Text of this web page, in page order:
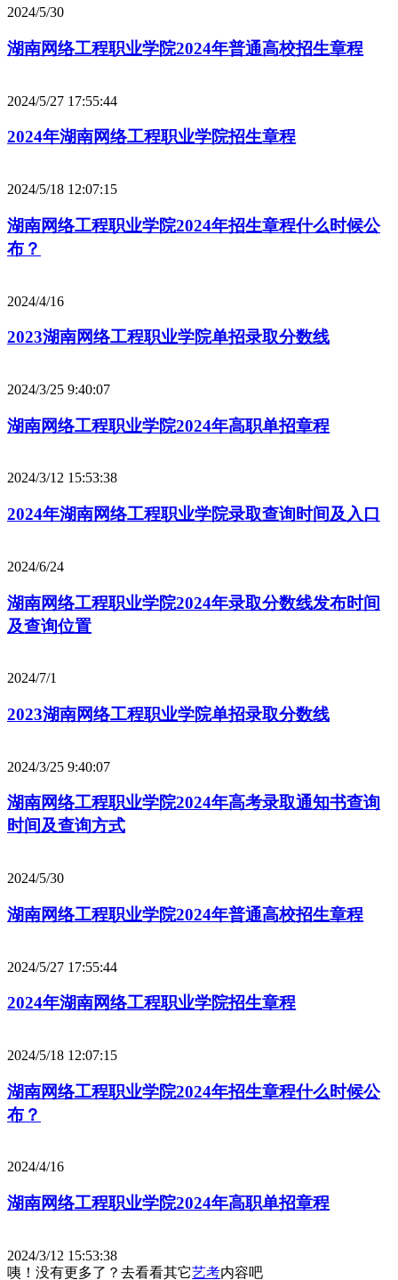
2024/5/30
湖南网络工程职业学院2024年普通高校招生章程
2024/5/27 17:55:44
2024年湖南网络工程职业学院招生章程
2024/5/18 12:07:15
湖南网络工程职业学院2024年招生章程什么时候公
布？
2024/4/16
2023湖南网络工程职业学院单招录取分数线
2024/3/25 9:40:07
湖南网络工程职业学院2024年高职单招章程
2024/3/12 15:53:38
2024年湖南网络工程职业学院录取查询时间及入口
2024/6/24
湖南网络工程职业学院2024年录取分数线发布时间
及查询位置
2024/7/1
2023湖南网络工程职业学院单招录取分数线
2024/3/25 9:40:07
湖南网络工程职业学院2024年高考录取通知书查询
时间及查询方式
2024/5/30
湖南网络工程职业学院2024年普通高校招生章程
2024/5/27 17:55:44
2024年湖南网络工程职业学院招生章程
2024/5/18 12:07:15
湖南网络工程职业学院2024年招生章程什么时候公
布？
2024/4/16
湖南网络工程职业学院2024年高职单招章程
2024/3/12 15:53:38
咦！没有更多了？去看看其它艺考内容吧